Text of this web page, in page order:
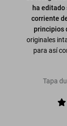
ha editado
corriente
principios
originales
para así
Tapa